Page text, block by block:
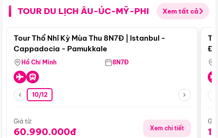
TOUR DU LỊCH ÂU-ÚC-MỸ-PHI Xem tất cả
Điểm nổi bật
Tour Thổ Nhĩ Kỳ Mùa Thu 8N7Đ | Istanbul -
Cappadocia - Pamukkale
Hồ Chí Minh 8N7Đ
10/12
Giá từ:
60.990.000đ Xem chi tiết